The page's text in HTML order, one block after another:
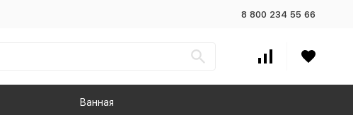
8 800 234 55 66
Ванная